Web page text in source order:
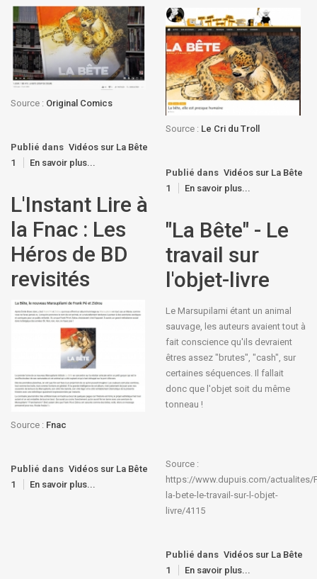
Source : Original Comics
Publié dans Vidéos sur La Bête
1
En savoir plus...
Source : Le Cri du Troll
Publié dans Vidéos sur La Bête
1
En savoir plus...
L'Instant Lire à
la Fnac : Les
Héros de BD
revisités
Source : Fnac
Publié dans Vidéos sur La Bête
1
En savoir plus...
"La Bête" - Le
travail sur
l'objet-livre
Le Marsupilami étant un animal
sauvage, les auteurs avaient tout à
fait conscience qu'ils devraient
êtres assez "brutes", "cash", sur
certaines séquences. Il fallait
donc que l'objet soit du même
tonneau !
Source :
https://www.dupuis.com/actualites/
la-bete-le-travail-sur-l-objet-
livre/4115
Publié dans Vidéos sur La Bête
1
En savoir plus...